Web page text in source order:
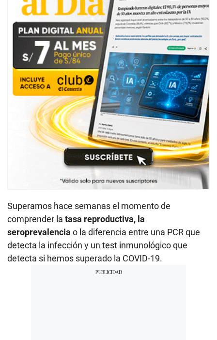
Superamos hace semanas el momento de
comprender la tasa reproductiva, la
seroprevalencia o la diferencia entre una PCR que
detecta la infección y un test inmunológico que
detecta si hemos superado la COVID-19.